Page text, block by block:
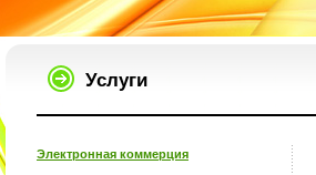
Услуги
Электронная коммерция